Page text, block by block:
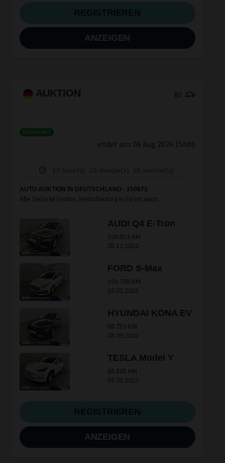
ANZEIGEN
AUKTION 80
GEÖFFNET
endet am: 06 Aug 2026 15h00
13 hour(s) 19 minute(s) 19 second(s)
AUTO AUKTION IN DEUTSCHLAND - 150671
Alle Gebote brutto. Nettofaktura in EU ist nach
AUDI Q4 E-Tron
106.853 KM
05.12.2022
FORD S-Max
104.768 KM
16.01.2023
HYUNDAI KONA EV
68.753 KM
08.09.2022
TESLA Model Y
65.805 KM
03.03.2023
ANZEIGEN